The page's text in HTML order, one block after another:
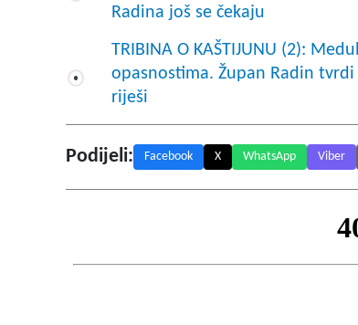
Radina još se čekaju
TRIBINA O KAŠTIJUNU (2):
opasnostima. Župan Radin
riješi
Podijeli: Facebook X WhatsApp Viber